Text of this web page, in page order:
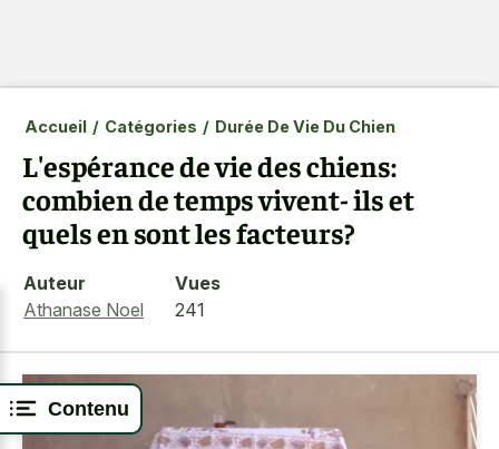
Contenu
Accueil / Catégories / Durée De Vie Du Chien
L'espérance de vie des chiens:
combien de temps vivent- ils et
quels en sont les facteurs?
Auteur
Athanase Noel
Vues
241